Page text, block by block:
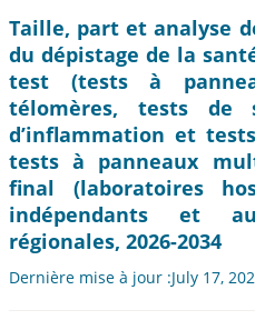
Taille, part et analyse
du dépistage de la
test (tests à
télomères, tests de
d’inflammation et
tests à panneaux
final (laboratoires
indépendants et
régionales, 2026-2034
Dernière mise à jour :July 17,